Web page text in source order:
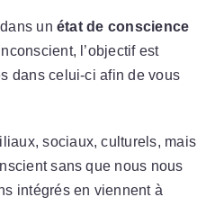
un état de conscience
l’objectif est
dans celui-ci afin de vous
sociaux, culturels, mais
sans que nous nous
intégrés en viennent à